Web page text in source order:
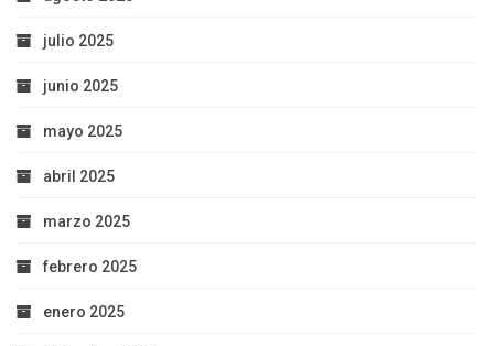
julio 2025
junio 2025
mayo 2025
abril 2025
marzo 2025
febrero 2025
enero 2025